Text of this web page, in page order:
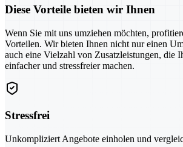
Diese Vorteile bieten wir Ihnen
Wenn Sie mit uns umziehen möchten,
Vorteilen. Wir bieten Ihnen nicht nur einen
auch eine Vielzahl von Zusatzleistungen, die
einfacher und stressfreier machen.
Stressfrei
Unkompliziert Angebote einholen und